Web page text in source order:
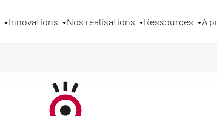
Innovations Nos réalisations Ressources A